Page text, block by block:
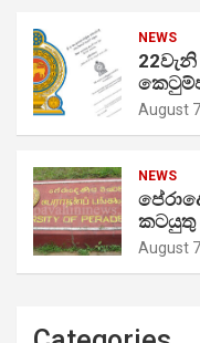
NEWS
August
NEWS
කටයුතු
August